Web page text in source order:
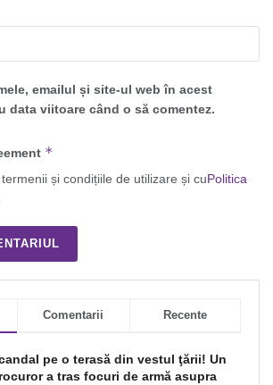
emailul și site-ul web în acest
data viitoare când o să comentez.
*
și condițiile de utilizare și cuPolitica
Comentarii Recente
pe o terasă din vestul ţării! Un
a tras focuri de armă asupra